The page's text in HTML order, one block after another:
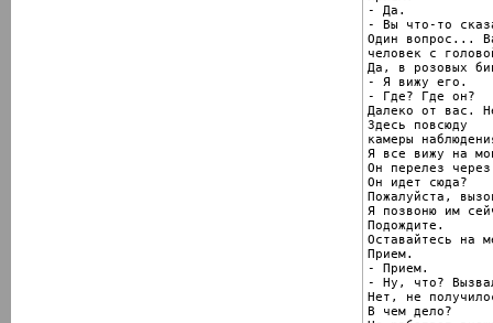
- Да.
- Вы что-то
Один вопрос...
человек с
Да, в розовых
- Я вижу его.
- Где? Где он?
Далеко от вас.
Здесь повсюду
камеры
Я все вижу на
Он перелез
Он идет сюда?
Пожалуйста,
Я позвоню им
Подождите.
Оставайтесь на
Прием.
- Прием.
- Ну, что?
Нет, не
В чем дело?